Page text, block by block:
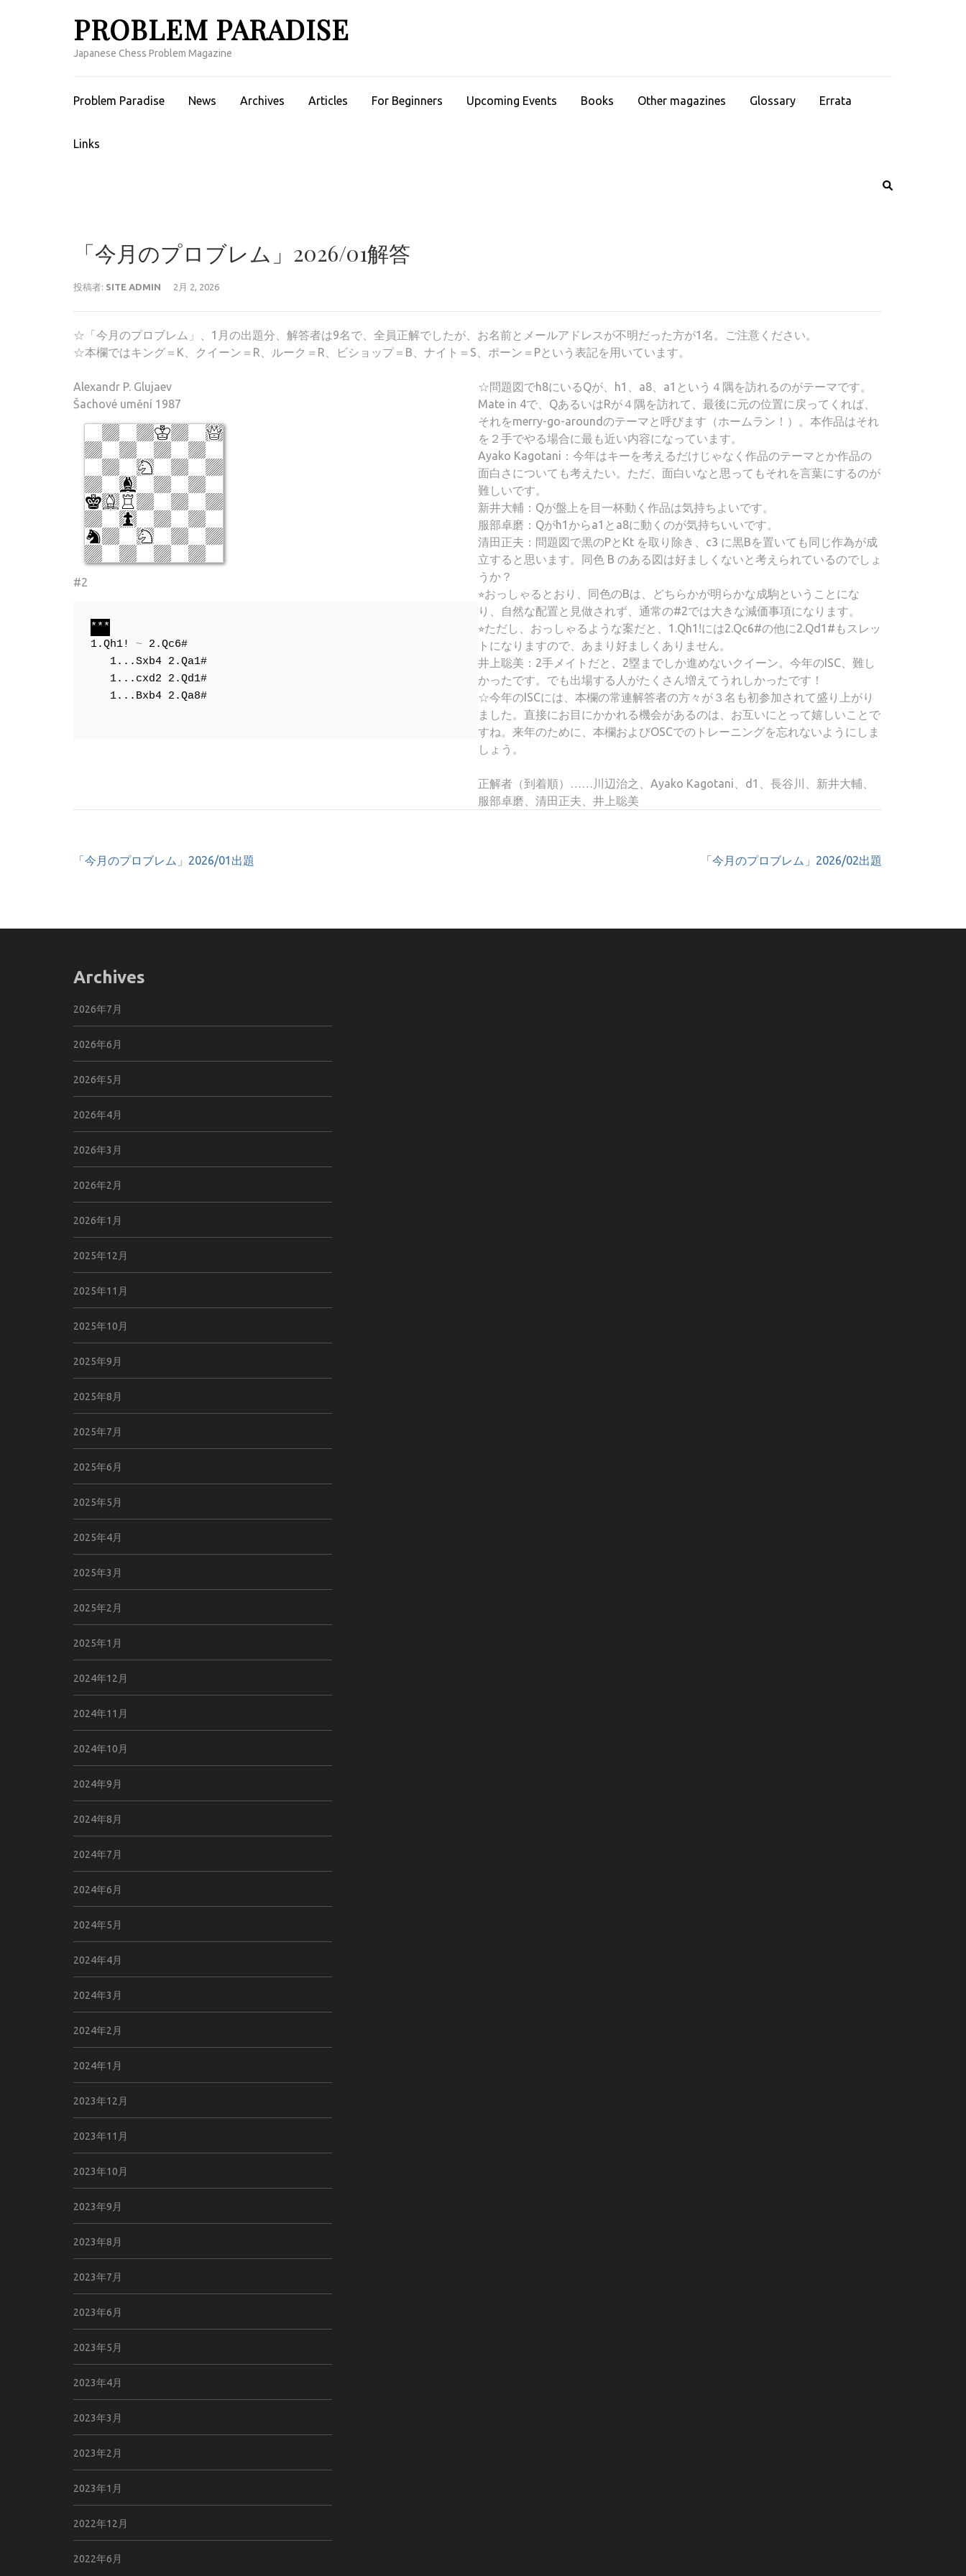
PROBLEM PARADISE
Japanese Chess Problem Magazine
Problem Paradise News Archives Articles For Beginners Upcoming Events Books Other magazines Glossary Errata
Links
「今月のプロブレム」2026/01解答
投稿者: SITE ADMIN 2月 2, 2026
☆「今月のプロブレム」、1月の出題分、解答者は9名で、全員正解でしたが、お名前とメールアドレスが不明だった方が1名。ご注意ください。
☆本欄ではキング＝K、クイーン＝R、ルーク＝R、ビショップ＝B、ナイト＝S、ポーン＝Pという表記を用いています。
Alexandr P. Glujaev
Šachové umění 1987
#2
***
1.Qh1!
~ 2.Qc6#
1...Sxb4 2.Qa1#
1...cxd2
2.Qd1#
1...Bxb4 2.Qa8#
☆問題図でh8にいるQが、h1、a8、a1という４隅を訪れるのがテーマです。
Mate in 4で、QあるいはRが４隅を訪れて、最後に元の位置に戻ってくれば、
それをmerry-go-aroundのテーマと呼びます（ホームラン！）。本作品はそれ
を２手でやる場合に最も近い内容になっています。
Ayako Kagotani：今年はキーを考えるだけじゃなく作品のテーマとか作品の
面白さについても考えたい。ただ、面白いなと思ってもそれを言葉にするのが
難しいです。
新井大輔：Qが盤上を目一杯動く作品は気持ちよいです。
服部卓磨：Qがh1からa1とa8に動くのが気持ちいいです。
清田正夫：問題図で黒のPとKt を取り除き、c3 に黒Bを置いても同じ作為が成
立すると思います。同色 B のある図は好ましくないと考えられているのでしょ
うか？
⭐︎おっしゃるとおり、同色のBは、どちらかが明らかな成駒ということにな
り、自然な配置と見做されず、通常の#2では大きな減価事項になります。
⭐︎ただし、おっしゃるような案だと、1.Qh1!には2.Qc6#の他に2.Qd1#もスレッ
トになりますので、あまり好ましくありません。
井上聡美：2手メイトだと、2塁までしか進めないクイーン。今年のISC、難し
かったです。でも出場する人がたくさん増えてうれしかったです！
☆今年のISCには、本欄の常連解答者の方々が３名も初参加されて盛り上がり
ました。直接にお目にかかれる機会があるのは、お互いにとって嬉しいことで
すね。来年のために、本欄およびOSCでのトレーニングを忘れないようにしま
しょう。
正解者（到着順）……川辺治之、Ayako Kagotani、d1、長谷川、新井大輔、
服部卓磨、清田正夫、井上聡美
投
ゲ
ョ
「今月のプロブレム」2026/01出題 「今月のプロブレム」2026/02出題
Archives
2026年7月
2026年6月
2026年5月
2026年4月
2026年3月
2026年2月
2026年1月
2025年12月
2025年11月
2025年10月
2025年9月
2025年8月
2025年7月
2025年6月
2025年5月
2025年4月
2025年3月
2025年2月
2025年1月
2024年12月
2024年11月
2024年10月
2024年9月
2024年8月
2024年7月
2024年6月
2024年5月
2024年4月
2024年3月
2024年2月
2024年1月
2023年12月
2023年11月
2023年10月
2023年9月
2023年8月
2023年7月
2023年6月
2023年5月
2023年4月
2023年3月
2023年2月
2023年1月
2022年12月
2022年6月